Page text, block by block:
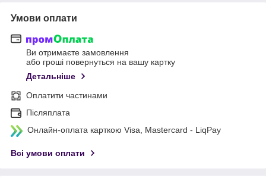
Умови оплати
Ви отримаєте замовлення
або гроші повернуться на вашу картку
Детальніше
Оплатити частинами
Післяплата
Онлайн-оплата карткою Visa, Mastercard - LiqPay
Всі умови оплати